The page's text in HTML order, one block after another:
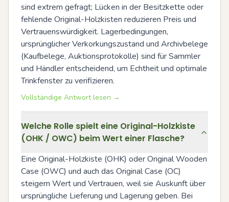
sind extrem gefragt; Lücken in der Besitzkette oder
fehlende Original-Holzkisten reduzieren Preis und
Vertrauenswürdigkeit. Lagerbedingungen,
ursprünglicher Verkorkungszustand und Archivbelege
(Kaufbelege, Auktionsprotokolle) sind für Sammler
und Händler entscheidend, um Echtheit und optimale
Trinkfenster zu verifizieren.
Vollständige Antwort lesen →
Welche Rolle spielt eine Original-Holzkiste
(OHK / OWC) beim Wert einer Flasche?
Eine Original-Holzkiste (OHK) oder Original Wooden
Case (OWC) und auch das Original Case (OC)
steigern Wert und Vertrauen, weil sie Auskunft über
ursprüngliche Lieferung und Lagerung geben. Bei